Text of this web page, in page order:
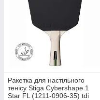
Ракетка для настільного
тенісу Stiga Cybershape 1
Star FL (1211-0906-35) tdi